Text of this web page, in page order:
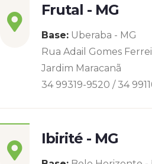
Frutal - MG
Base: Uberaba - MG
Rua Adail Gomes
Jardim Maracanã
34 99319-9520 / 34
Ibirité - MG